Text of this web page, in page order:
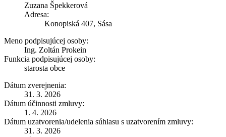
Zuzana Špekkerová
Adresa:
Konopiská 407, Sása
Meno podpisujúcej osoby:
Ing. Zoltán Prokein
Funkcia podpisujúcej osoby:
starosta obce
Dátum zverejnenia:
31. 3. 2026
Dátum účinnosti zmluvy:
1. 4. 2026
Dátum uzatvorenia/udelenia súhlasu s uzatvorením zmluvy:
31. 3. 2026